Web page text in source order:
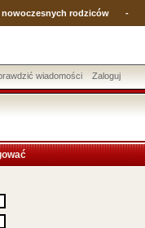
nowoczesnych rodziców -
wiadomości Zaloguj